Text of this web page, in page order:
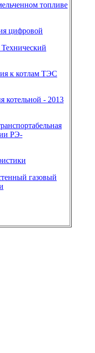
топливе
цифровой
Технический
к котлам ТЭС
котельной - 2013
РЭ-
газовый